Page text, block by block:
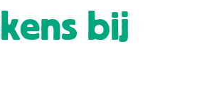
bij